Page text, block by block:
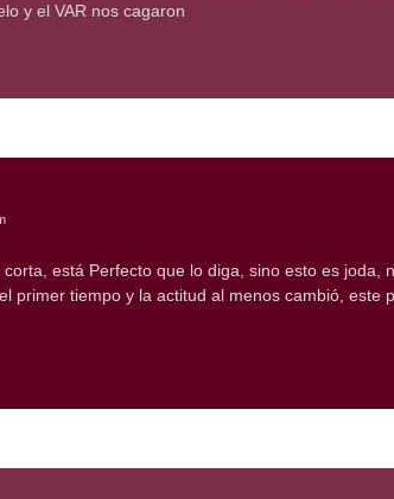
y el VAR nos cagaron
está Perfecto que lo diga, sino esto es joda,
primer tiempo y la actitud al menos cambió, este